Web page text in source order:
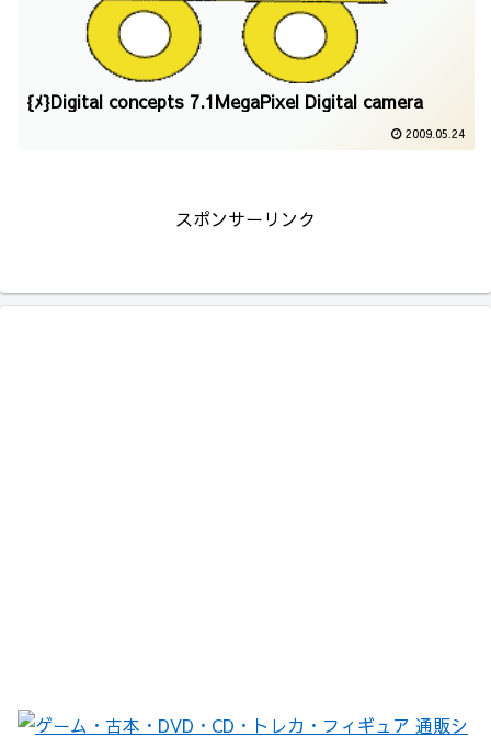
{ﾒ}Digital concepts 7.1MegaPixel Digital camera
2009.05.24
スポンサーリンク